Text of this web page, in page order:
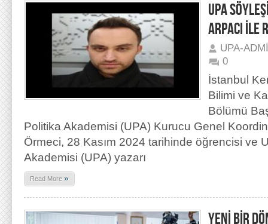
UPA
ARPACI İLE
UPA-
0
İstanbul
Bilimi ve
Bölümü
Politika Akademisi (UPA) Kurucu Genel
Örmeci, 28 Kasım 2024 tarihinde öğrencisi ve
Akademisi (UPA) yazarı
Read More »
YENİ BİR